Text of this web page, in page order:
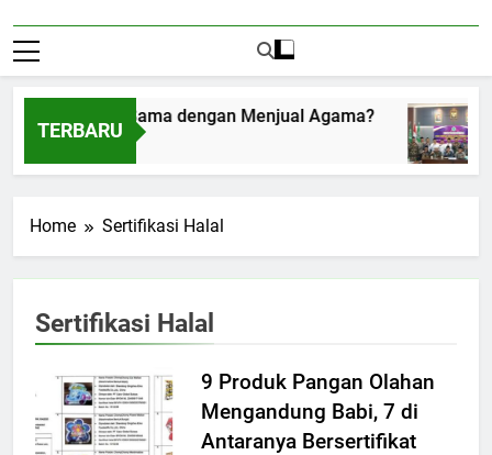
TERBARU
Amplop Sama dengan Menjual Agama?
2026
Home Sertifikasi Halal
Sertifikasi Halal
9 Produk Pangan Olahan
Mengandung Babi, 7 di
Antaranya Bersertifikat